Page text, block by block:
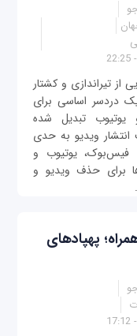
از تیراندازی و کشتار
یک دردسر اساسی برای
تبدیل شده
ویدیو به حدی
فیس‌بوک، یوتیوب و
برای حذف ویدیو و
پهپادهای